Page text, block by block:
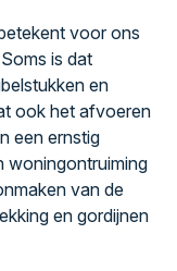
voor ons
is dat
en
ook het afvoeren
een ernstig
woningontruiming
van de
en gordijnen